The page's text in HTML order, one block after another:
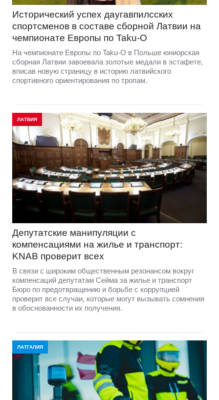
Исторический успех даугавпилсских
спортсменов в составе сборной Латвии на
чемпионате Европы по Taku-O
На чемпионате Европы по Taku-O в Польше юниорская
сборная Латвии завоевала золотые медали в эстафете,
вписав новую страницу в историю латвийского
спортивного ориентирования по тропам.
ЛАТВИЯ
Депутатские манипуляции с
компенсациями на жилье и транспорт:
KNAB проверит всех
В связи с широким общественным резонансом вокруг
компенсаций депутатам Сейма за жилье и транспорт
Бюро по предотвращению и борьбе с коррупцией
проверит все случаи, которые могут вызывать сомнения
в обоснованности их получения.
ЛАТГАЛИЯ